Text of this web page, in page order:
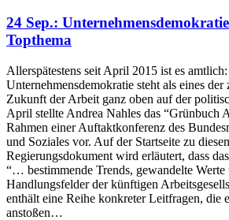
24 Sep.:
Topthema
Allerspätestens seit April 2015 ist es amtlich:
Unternehmensdemokratie steht als eines
Zukunft der Arbeit ganz oben auf der
April stellte Andrea Nahles das “Grünbuch
Rahmen einer Auftaktkonferenz des
und Soziales vor. Auf der Startseite zu
Regierungsdokument wird erläutert, dass
“… bestimmende Trends, gewandelte
Handlungsfelder der künftigen
enthält eine Reihe konkreter Leitfragen, die
anstoßen…